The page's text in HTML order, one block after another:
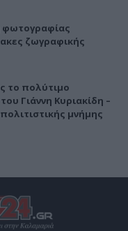
φωτογραφίας
ζωγραφικής
το πολύτιμο
Γιάννη Κυριακίδη –
μνήμης